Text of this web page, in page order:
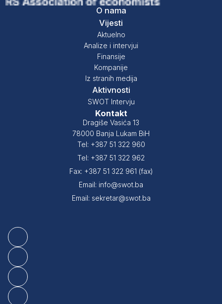
O nama
Vijesti
Aktuelno
Analize i intervjui
Finansije
Kompanije
Iz stranih medija
Aktivnosti
SWOT Intervju
Kontakt
Dragiše Vasića 13
78000 Banja Lukam BiH
Tel: +387 51 322 960
Tel: +387 51 322 962
Fax: +387 51 322 961 (fax)
Email: info@swot.ba
Email: sekretar@swot.ba